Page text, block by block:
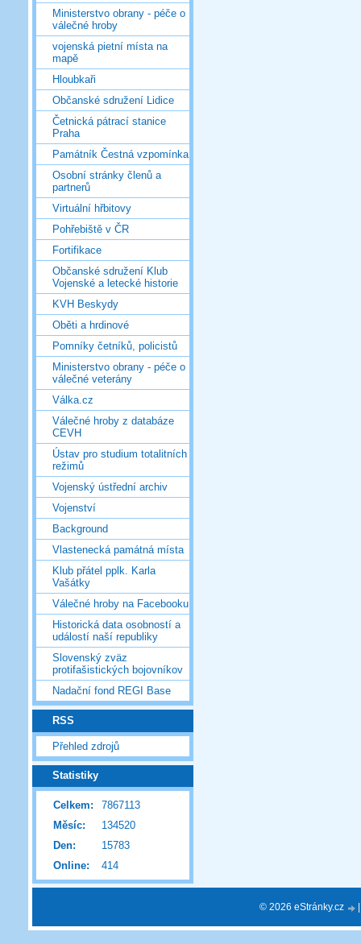
Ministerstvo obrany - péče o
válečné hroby
vojenská pietní místa na
mapě
Hloubkaři
Občanské sdružení Lidice
Četnická pátrací stanice
Praha
Památník Čestná vzpomínka
Osobní stránky členů a
partnerů
Virtuální hřbitovy
Pohřebiště v ČR
Fortifikace
Občanské sdružení Klub
Vojenské a letecké historie
KVH Beskydy
Oběti a hrdinové
Pomníky četníků, policistů
Ministerstvo obrany - péče o
válečné veterány
Válka.cz
Válečné hroby z databáze
CEVH
Ústav pro studium totalitních
režimů
Vojenský ústřední archiv
Vojenství
Background
Vlastenecká památná místa
Klub přátel pplk. Karla
Vašátky
Válečné hroby na Facebooku
Historická data osobností a
událostí naší republiky
Slovenský zväz
protifašistických bojovníkov
Nadační fond REGI Base
RSS
Přehled zdrojů
Statistiky
Online: 414
Celkem:
7867113
Měsíc:
134520
Den:
15783
© 2026 eStránky.cz